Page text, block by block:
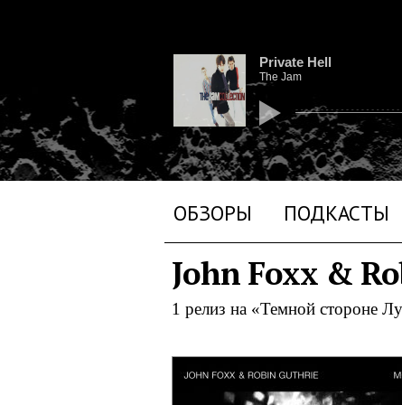
ОБЗОРЫ ПОДКАСТЫ
Private Hell
The Jam
John Foxx &
1 релиз на «Темной стороне